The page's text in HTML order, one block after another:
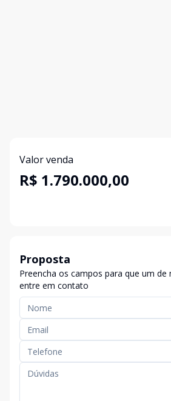
Valor venda
R$ 1.790.000,00
Proposta
Preencha os campos para que um de
entre em contato